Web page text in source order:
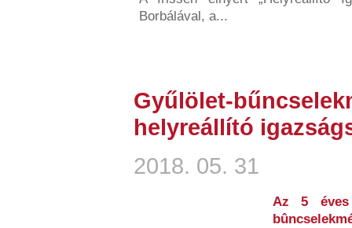
Borbálával, a...
Gyűlölet-
helyreállító
2018. 05. 31
Az 5 éves